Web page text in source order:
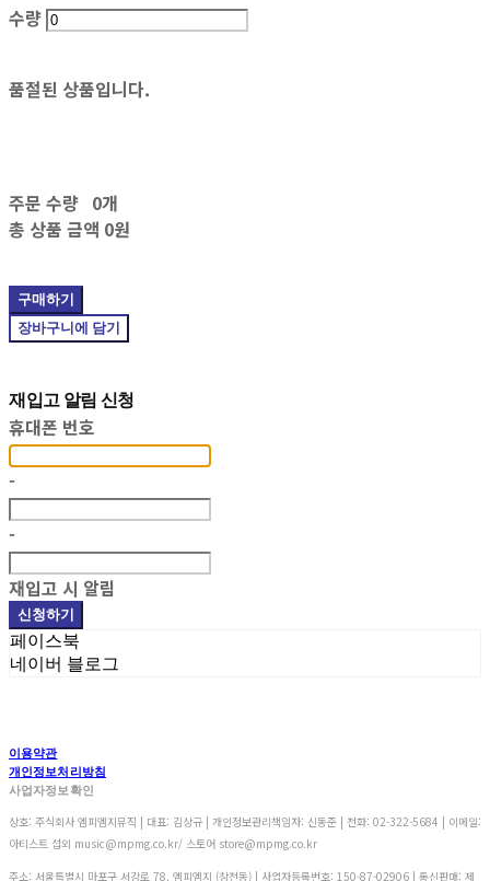
수량
품절된 상품입니다.
주문 수량 0개
총 상품 금액 0원
구매하기
장바구니에 담기
재입고 알림 신청
휴대폰 번호
-
-
재입고 시 알림
신청하기
페이스북
네이버 블로그
이용약관
개인정보처리방침
사업자정보확인
상호: 주식회사 엠피엠지뮤직 | 대표: 김상규 | 개인정보관리책임자: 신동준 | 전화: 02-322-5684 | 이메일:
아티스트 섭외 music@mpmg.co.kr/ 스토어 store@mpmg.co.kr
주소: 서울특별시 마포구 서강로 78, 엠피엠지 (창전동) | 사업자등록번호: 150-87-02906 | 통신판매: 제